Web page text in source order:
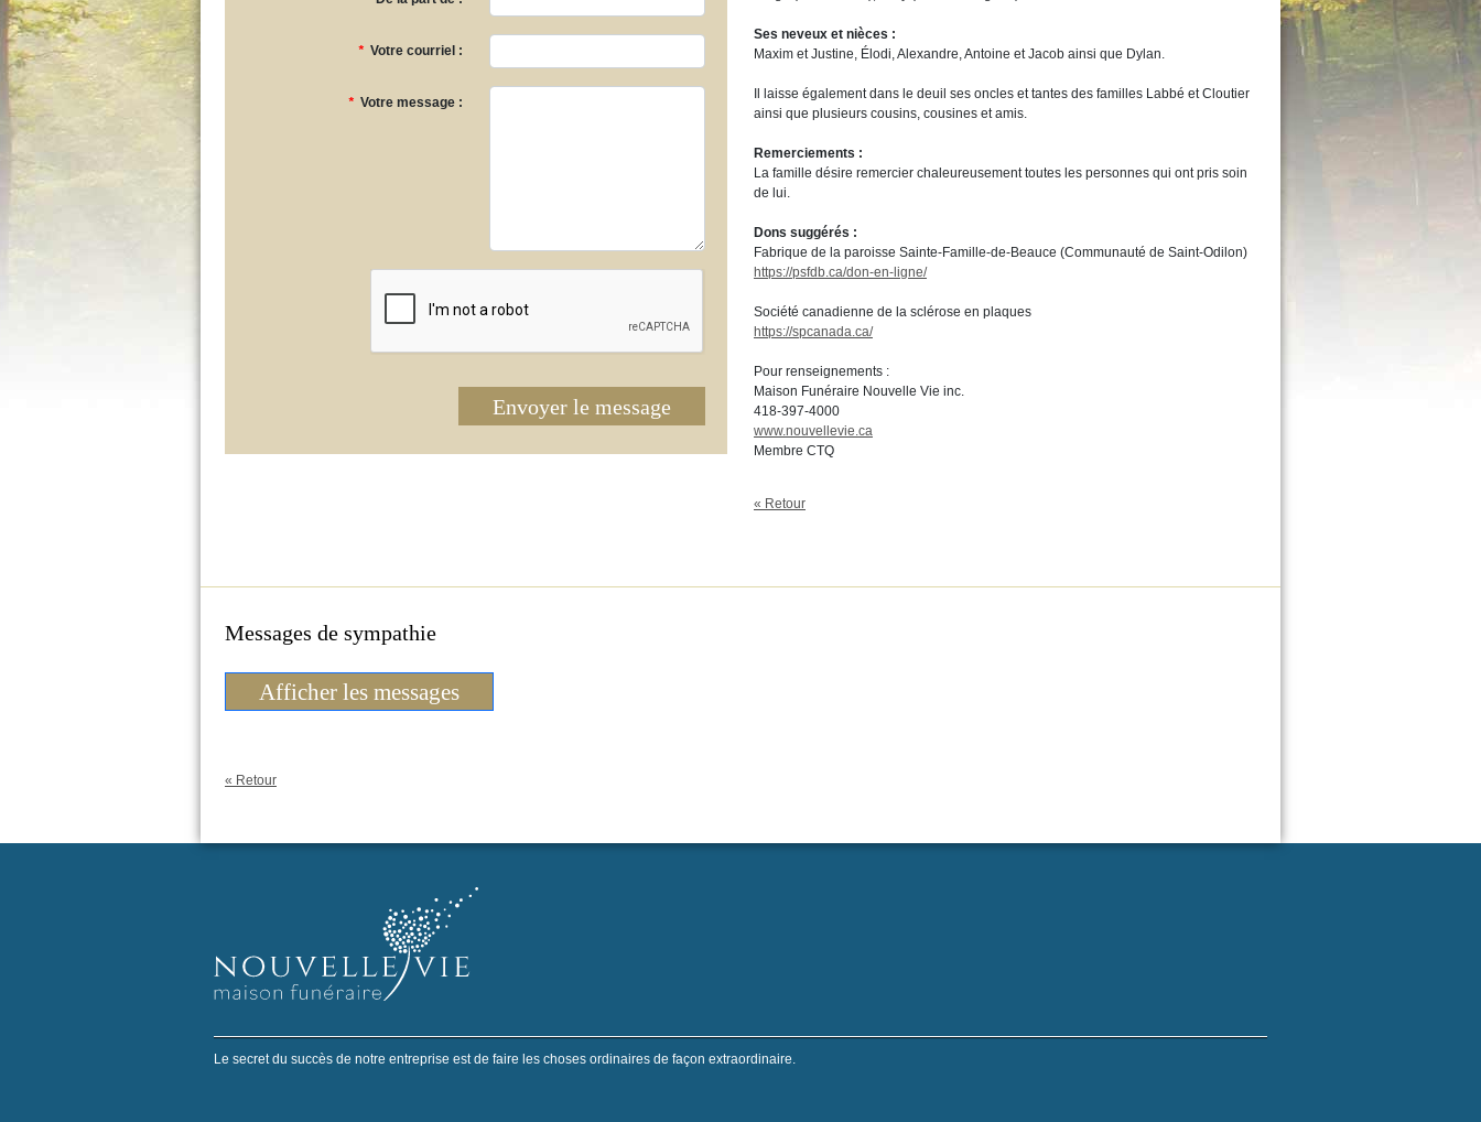
* Votre courriel :
* Votre message :
Envoyer le message
Ses neveux et nièces :
Maxim et Justine, Élodi, Alexandre, Antoine et Jacob ainsi que Dylan.
Il laisse également dans le deuil ses oncles et tantes des familles Labbé et Cloutier
ainsi que plusieurs cousins, cousines et amis.
Remerciements :
La famille désire remercier chaleureusement toutes les personnes qui ont pris soin
de lui.
Dons suggérés :
Fabrique de la paroisse Sainte-Famille-de-Beauce (Communauté de Saint-Odilon)
https://psfdb.ca/don-en-ligne/
Société canadienne de la sclérose en plaques
https://spcanada.ca/
Pour renseignements :
Maison Funéraire Nouvelle Vie inc.
418-397-4000
www.nouvellevie.ca
Membre CTQ
« Retour
Messages de sympathie
Afficher les messages
« Retour
Le secret du succès de notre entreprise est de faire les choses ordinaires de façon extraordinaire.